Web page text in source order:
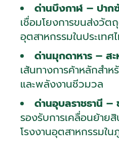
ด่านบึงกาฬ – ปาก
เชื่อมโยงการขนส่งวัต
อุตสาหกรรมในประเทศ
ด่านมุกดาหาร – สะ
เส้นทางการค้าหลักสำ
และพลังงานชีวมวล
ด่านอุบลราชธานี –
รองรับการเคลื่อนย้าย
โรงงานอุตสาหกรรมใน